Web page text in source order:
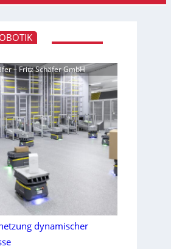
– Fritz Schäfer GmbH
dynamischer